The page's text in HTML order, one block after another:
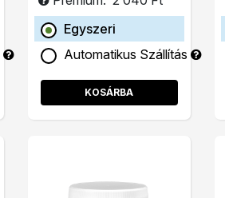
Egyszeri
Automatikus Szállítás
KOSÁRBA